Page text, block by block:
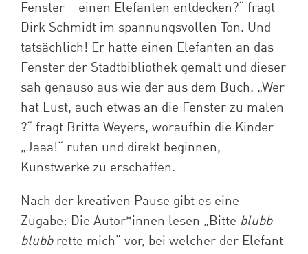
Fenster – einen Elefanten entdecken?“ fragt
Dirk Schmidt im spannungsvollen Ton. Und
tatsächlich! Er hatte einen Elefanten an das
Fenster der Stadtbibliothek gemalt und dieser
sah genauso aus wie der aus dem Buch. „Wer
hat Lust, auch etwas an die Fenster zu malen
?“ fragt Britta Weyers, woraufhin die Kinder
„Jaaa!“ rufen und direkt beginnen,
Kunstwerke zu erschaffen.
Nach der kreativen Pause gibt es eine
Zugabe: Die Autor*innen lesen „Bitte blubb
blubbrette mich“ vor, bei welcher der Elefant